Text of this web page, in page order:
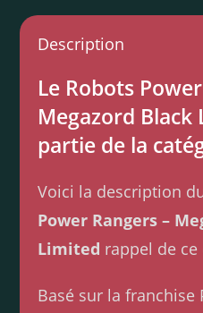
Description
Le Robots
Megazord
partie de la
Voici la description
Power Rangers –
Limited rappel de ce
Basé sur la franchise